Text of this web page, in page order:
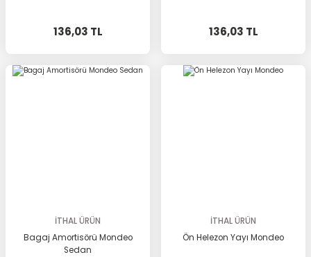
136,03 TL 136,03 TL
İTHAL ÜRÜN
Bagaj Amortisörü Mondeo
Sedan
İTHAL ÜRÜN
Ön Helezon Yayı Mondeo